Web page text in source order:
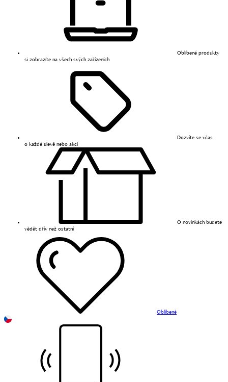
Oblíbené produkty
si zobrazíte na všech svých zařízeních
Dozvíte se včas
o každé slevě nebo akci
O novinkách budete
vědět dřív než ostatní
Oblíbené